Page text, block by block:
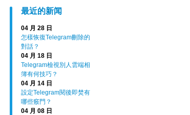
最近的新闻
04 月 28 日
怎樣恢復Telegram刪除的
對話？
04 月 18 日
Telegram檢視別人雲端相
簿有何技巧？
04 月 14 日
設定Telegram閱後即焚有
哪些竅門？
04 月 08 日